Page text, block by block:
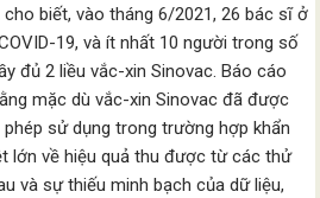
biết, vào tháng 6/2021, 26 bác sĩ ở
19, và ít nhất 10 người trong số
đủ 2 liều vắc-xin Sinovac. Báo cáo
mặc dù vắc-xin Sinovac đã được
sử dụng trong trường hợp khẩn
lớn về hiệu quả thu được từ các thử
và sự thiếu minh bạch của dữ liệu,